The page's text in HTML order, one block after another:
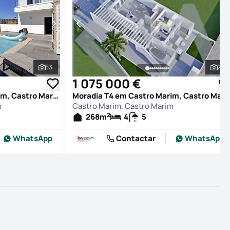
Ver todas as fotografias
53
Moradia T4 em Castro Marim, Castro Marim
WhatsApp
22
1 075 000 €
Castro Marim, Castro Marim
268m2 4
5
Contactar
WhatsApp